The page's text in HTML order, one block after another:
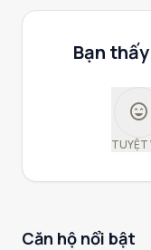
Bạn
sentiment_very_satisfied
TUYỆT
Căn hộ nổi bật